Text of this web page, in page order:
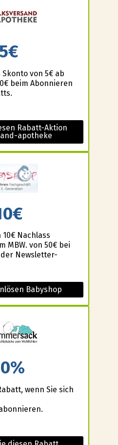
von 5€ ab
beim Abonnieren
Rabatt-Aktion
apotheke
Nachlass
MBW. von 50€ bei
Newsletter-
Babyshop
wenn Sie sich